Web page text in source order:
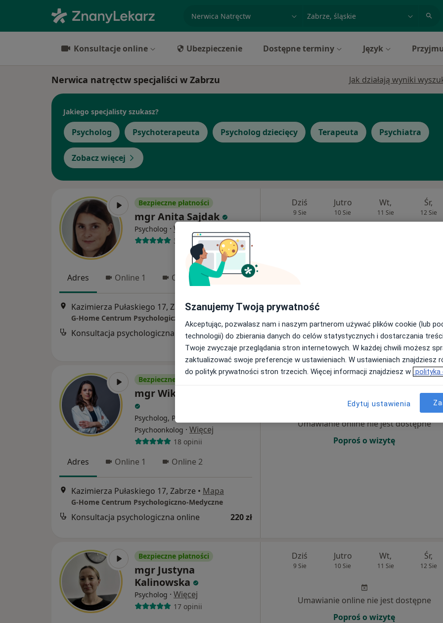
miasto lub dzielnica
Konsultacje online Ubezpieczenie Dostępne terminy Język
Nerwica natręctw specjaliści w Zabrzu Jak działają wyniki
Jakiego specjalisty szukasz?
Psycholog Psychoterapeuta Psycholog dziecięcy Terapeuta Psychiatra
Zobacz więcej
Bezpieczne płatności
mgr Anita Sajdak
Psycholog · Więcej
31 opinii
Adres Online 1 Online 2
Kazimierza Pułaskiego 17, Zabrze•Mapa
G-Home Centrum Psychologiczno-Medyczne
Konsultacja psychologiczna 220 zł
Dziś
9 Sie
Jutro
10 Sie
Wt,
11 Sie
Śr,
12 Sie
Bezpieczne płatności
mgr Wiktoria Grozmani
Psycholog, Psycholog dziecięcy,
Psychoonkolog · Więcej
18 opinii
Adres Online 1 Online 2
Kazimierza Pułaskiego 17, Zabrze • Mapa
G-Home Centrum Psychologiczno-Medyczne
Konsultacja psychologiczna online 220 zł
Wt, Śr,
Umawianie online nie jest dostępne
Poproś o wizytę
Bezpieczne płatności
mgr Justyna
Kalinowska
Psycholog · Więcej
17 opinii
Dziś
9 Sie
Jutro
10 Sie
Wt,
11 Sie
Śr,
12 Sie
Umawianie online nie jest dostępne
Poproś o wizytę
Szanujemy Twoją prywatność
Akceptując, pozwalasz nam i naszym partnerom używać plików cookie (lub
technologii) do zbierania danych do celów statystycznych i dostarczania
Twoje zwyczaje przeglądania stron internetowych. W każdej chwili możesz
zaktualizować swoje preferencje w ustawieniach. W ustawieniach znajdziesz
do polityk prywatności stron trzecich. Więcej informacji znajdziesz w polityka
Edytuj ustawienia